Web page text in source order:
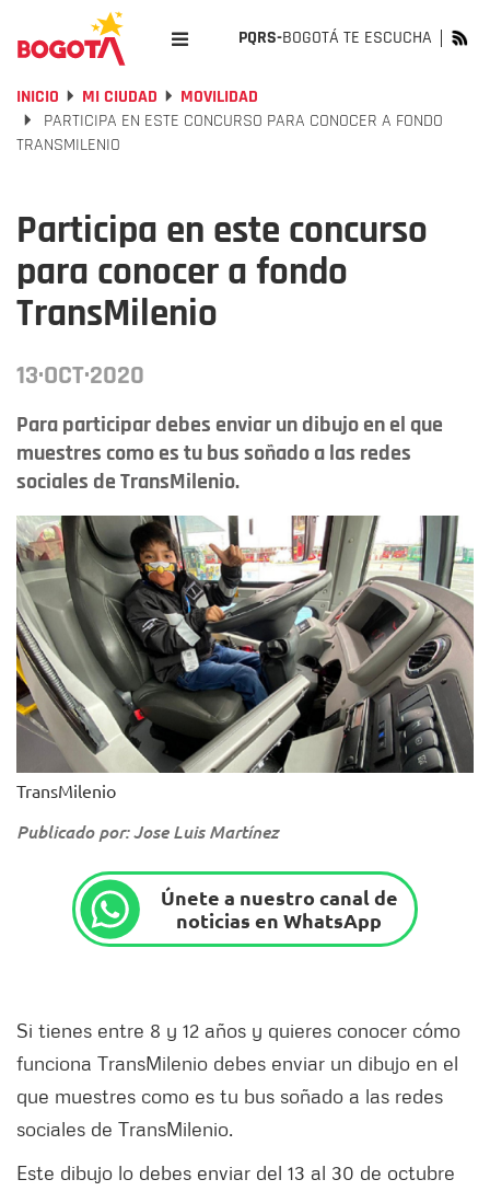
PQRS-BOGOTÁ TE ESCUCHA
INICIO MI CIUDAD
MOVILIDAD
PARTICIPA EN ESTE CONCURSO PARA CONOCER A FONDO
TRANSMILENIO
Participa en este concurso
para conocer a fondo
TransMilenio
13·OCT·2020
Para participar debes enviar un dibujo en el que
muestres como es tu bus soñado a las redes
sociales de TransMilenio.
TransMilenio
Publicado por: Jose Luis Martínez
Únete a nuestro canal de
noticias en WhatsApp
Si tienes entre 8 y 12 años y quieres conocer cómo
funciona TransMilenio debes enviar un dibujo en el
que muestres como es tu bus soñado a las redes
sociales de TransMilenio.
Este dibujo lo debes enviar del 13 al 30 de octubre